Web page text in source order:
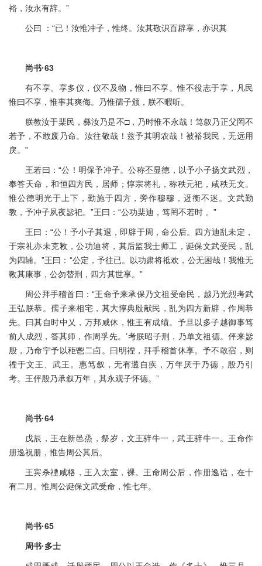
裕，汝永有辞。”
公曰 ：“已！汝惟冲子，惟终。汝其敬识百辟享，亦识其
尚书·63
有不享。享多仪，仪不及物，惟曰不享。惟不役志于享，凡民
惟曰不享，惟事其爽侮。乃惟孺子颁，朕不暇听。
朕教汝于棐民，彝汝乃是不□，乃时惟不永哉！笃叙乃正父罔不
若予，不敢废乃命。汝往敬哉！兹予其明农哉！被裕我民，无远用
戾。”
王若曰：“公！明保予冲子。公称丕显德，以予小子扬文武烈，
奉答天命，和恒四方民，居师；惇宗将礼，称秩元祀，咸秩无文。
惟公德明光于上下，勤施于四方，旁作穆穆，迓衡不迷。文武勤
教，予冲子夙夜毖祀。”王曰：“公功棐迪，笃罔不若时 。”
王曰：“公！予小子其退，即辟于周，命公后。四方迪乱未定，
于宗礼亦未克敉，公功迪将，其后监我士师工，诞保文武受民，乱
为四辅。”王曰：“公定，予往已。以功肃将祗欢，公无困哉！我惟无
斁其康事，公勿替刑，四方其世享。”
周公拜手稽首曰：“王命予来承保乃文祖受命民，越乃光烈考武
王弘朕恭。孺子来相宅，其大惇典殷献民，乱为四方新辟，作周恭
先。曰其自时中乂，万邦咸休，惟王有成绩。予旦以多子越御事笃
前人成烈，答其师，作周孚先。’考朕昭子刑，乃单文祖德。伻来毖
殷，乃命宁予以秬鬯二卣。曰明禋，拜手稽首休享。予不敢宿，则
禋于文王、武王。惠笃叙，无有遘自疾，万年厌于乃德，殷乃引
考。王伻殷乃承叙万年，其永观子怀德。”
尚书·64
戊辰，王在新邑烝，祭岁，文王骍牛一，武王骍牛一。王命作
册逸祝册，惟告周公其后。
王宾杀禋咸格，王入太室，裸。王命周公后，作册逸诰，在十
有二月。惟周公诞保文武受命，惟七年。
尚书·65
周书·多士